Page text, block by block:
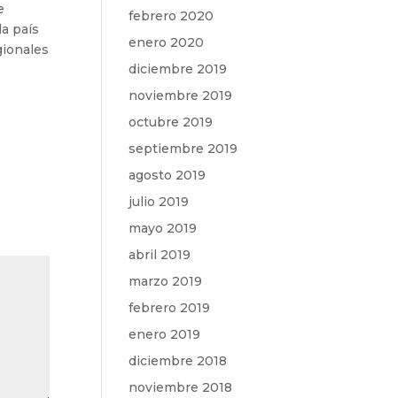
país
febrero 2020
enero 2020
diciembre 2019
noviembre 2019
octubre 2019
septiembre 2019
agosto 2019
julio 2019
mayo 2019
abril 2019
marzo 2019
febrero 2019
enero 2019
diciembre 2018
noviembre 2018